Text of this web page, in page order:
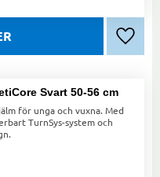
Lägg
Svart 50-56 cm
för unga och vuxna. Med
TurnSys-system och